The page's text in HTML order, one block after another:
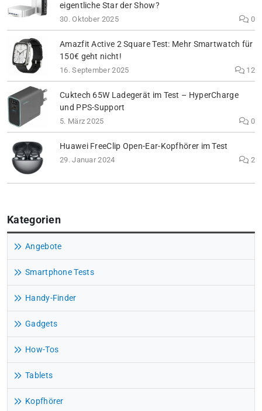
eigentliche Star der Show?
30. Oktober 2025 0
Amazfit Active 2 Square Test: Mehr Smartwatch für
150€ geht nicht!
16. September 2025 12
Cuktech 65W Ladegerät im Test – HyperCharge
und PPS-Support
5. März 2025 0
Huawei FreeClip Open-Ear-Kopfhörer im Test
29. Januar 2024 2
Kategorien
Angebote
Smartphone Tests
Handy-Finder
Gadgets
How-Tos
Tablets
Kopfhörer